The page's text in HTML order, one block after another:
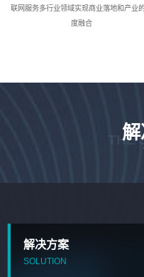
联网服务多行业领域实现商业落地和产业
度融合
THE
解决方案
SOLUTION